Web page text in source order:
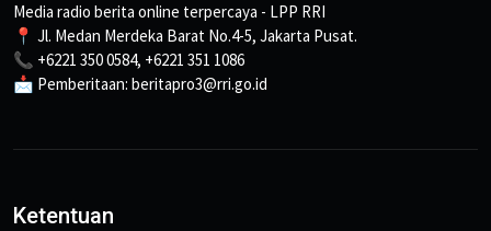
Media radio berita online terpercaya - LPP RRI
📍 Jl. Medan Merdeka Barat No.4-5, Jakarta Pusat.
📞 +6221 350 0584, +6221 351 1086
📩 Pemberitaan: beritapro3@rri.go.id
Ketentuan